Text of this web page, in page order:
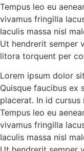
Tempus leo eu
vivamus fringilla
Iaculis massa nisl
Ut hendrerit semper
litora torquent per
Lorem ipsum dolor
Quisque faucibus ex
placerat. In id
Tempus leo eu
vivamus fringilla
Iaculis massa nisl